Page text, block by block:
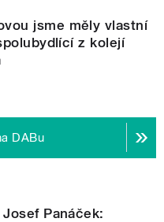
jsme měly vlastní
z kolejí
DABu
Panáček: